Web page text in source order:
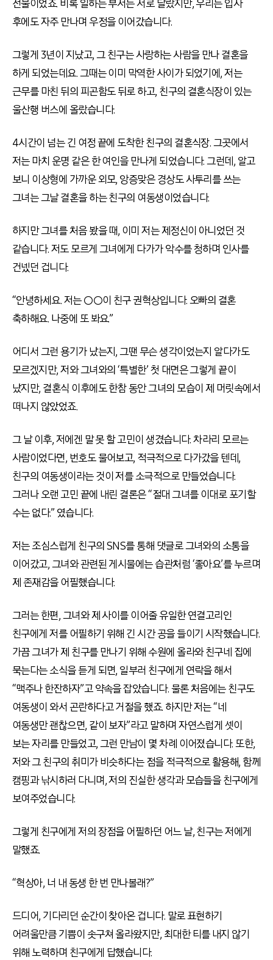
선물이었죠. 비록 일하는 부서는 서로 달랐지만, 우리는 입사
후에도 자주 만나며 우정을 이어갔습니다.
그렇게 3년이 지났고, 그 친구는 사랑하는 사람을 만나 결혼을
하게 되었는데요. 그때는 이미 막역한 사이가 되었기에, 저는
근무를 마친 뒤의 피곤함도 뒤로 하고, 친구의 결혼식장이 있는
울산행 버스에 올랐습니다.
4시간이 넘는 긴 여정 끝에 도착한 친구의 결혼식장. 그곳에서
저는 마치 운명 같은 한 여인을 만나게 되었습니다. 그런데, 알고
보니 이상형에 가까운 외모, 앙증맞은 경상도 사투리를 쓰는
그녀는 그날 결혼을 하는 친구의 여동생이었습니다.
하지만 그녀를 처음 봤을 때, 이미 저는 제정신이 아니었던 것
같습니다. 저도 모르게 그녀에게 다가가 악수를 청하며 인사를
건넸던 겁니다.
“안녕하세요. 저는 ○○이 친구 권혁상입니다. 오빠의 결혼
축하해요. 나중에 또 봐요.”
어디서 그런 용기가 났는지, 그땐 무슨 생각이었는지 알다가도
모르겠지만, 저와 그녀와의 ‘특별한’ 첫 대면은 그렇게 끝이
났지만, 결혼식 이후에도 한참 동안 그녀의 모습이 제 머릿속에서
떠나지 않았었죠.
그 날 이후, 저에겐 말 못 할 고민이 생겼습니다. 차라리 모르는
사람이었다면, 번호도 물어보고, 적극적으로 다가갔을 텐데,
친구의 여동생이라는 것이 저를 소극적으로 만들었습니다.
그러나 오랜 고민 끝에 내린 결론은 “절대 그녀를 이대로 포기할
수는 없다.” 였습니다.
저는 조심스럽게 친구의 SNS를 통해 댓글로 그녀와의 소통을
이어갔고, 그녀와 관련된 게시물에는 습관처럼 ‘좋아요’를 누르며
제 존재감을 어필했습니다.
그러는 한편, 그녀와 제 사이를 이어줄 유일한 연결고리인
친구에게 저를 어필하기 위해 긴 시간 공을 들이기 시작했습니다.
가끔 그녀가 제 친구를 만나기 위해 수원에 올라와 친구네 집에
묵는다는 소식을 듣게 되면, 일부러 친구에게 연락을 해서
“맥주나 한잔하자”고 약속을 잡았습니다. 물론 처음에는 친구도
여동생이 와서 곤란하다고 거절을 했죠. 하지만 저는 “네
여동생만 괜찮으면, 같이 보자”라고 말하며 자연스럽게 셋이
보는 자리를 만들었고, 그런 만남이 몇 차례 이어졌습니다. 또한,
저와 그 친구의 취미가 비슷하다는 점을 적극적으로 활용해, 함께
캠핑과 낚시하러 다니며, 저의 진실한 생각과 모습들을 친구에게
보여주었습니다.
그렇게 친구에게 저의 장점을 어필하던 어느 날, 친구는 저에게
말했죠.
“혁상아, 너 내 동생 한 번 만나볼래?”
드디어, 기다리던 순간이 찾아온 겁니다. 말로 표현하기
어려울만큼 기쁨이 솟구쳐 올라왔지만, 최대한 티를 내지 않기
위해 노력하며 친구에게 답했습니다.